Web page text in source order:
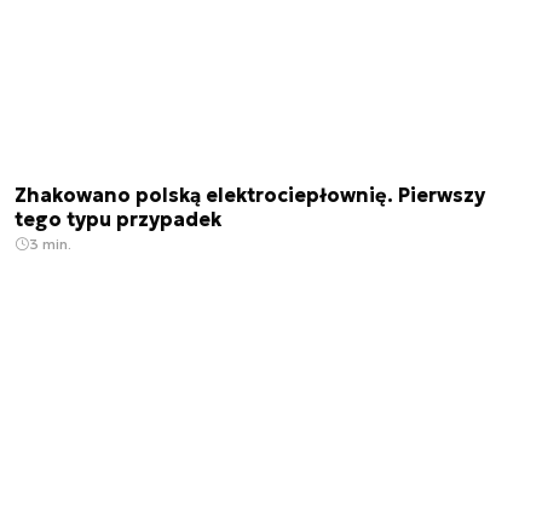
Zhakowano polską elektrociepłownię. Pierwszy
tego typu przypadek
3 min.